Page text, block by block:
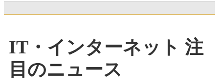
IT・インターネット 注
目のニュース